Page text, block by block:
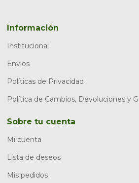
Información
Institucional
Envios
Políticas de Privacidad
Política de Cambios, Devoluciones y
Sobre tu cuenta
Mi cuenta
Lista de deseos
Mis pedidos